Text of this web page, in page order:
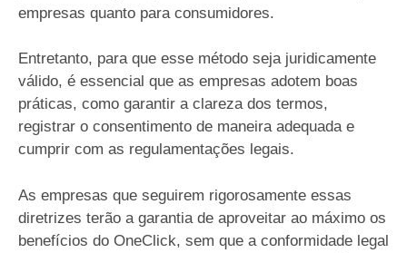
empresas quanto para consumidores.
Entretanto, para que esse método seja juridicamente
válido, é essencial que as empresas adotem boas
práticas, como garantir a clareza dos termos,
registrar o consentimento de maneira adequada e
cumprir com as regulamentações legais.
As empresas que seguirem rigorosamente essas
diretrizes terão a garantia de aproveitar ao máximo os
benefícios do OneClick, sem que a conformidade legal